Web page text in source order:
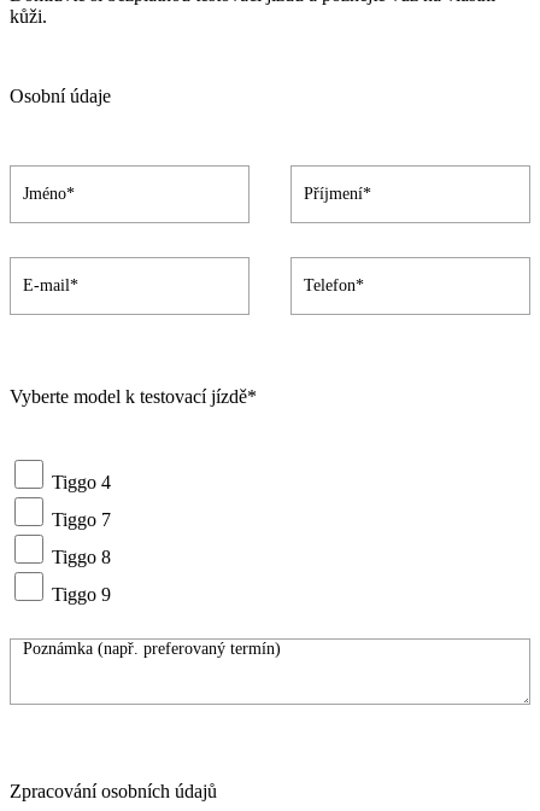
kůži.
Osobní údaje
Vyberte model k testovací jízdě*
Tiggo 4
Tiggo 7
Tiggo 8
Tiggo 9
Zpracování osobních údajů